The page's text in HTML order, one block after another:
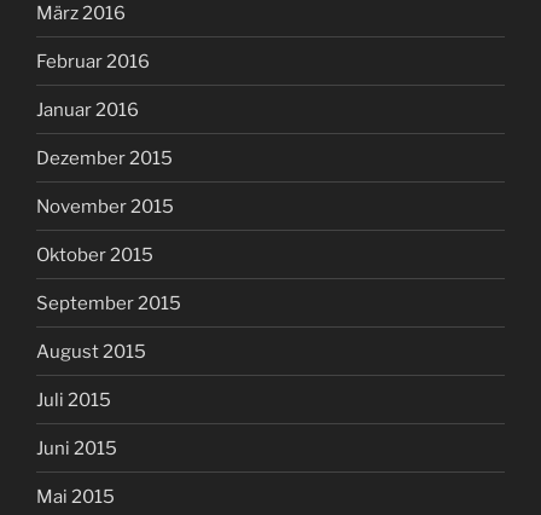
März 2016
Februar 2016
Januar 2016
Dezember 2015
November 2015
Oktober 2015
September 2015
August 2015
Juli 2015
Juni 2015
Mai 2015